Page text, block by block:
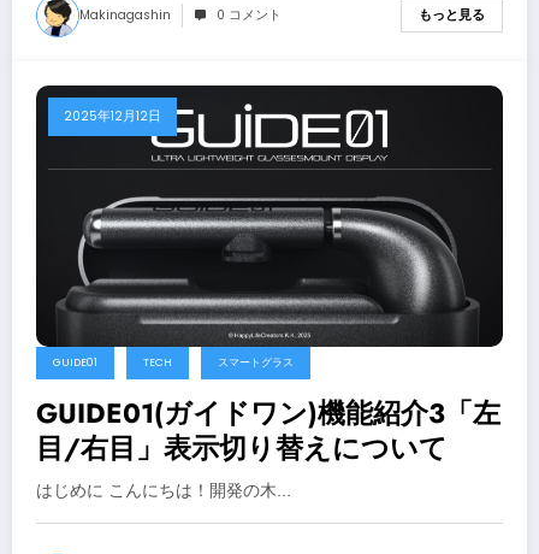
Makinagashin 0 コメント もっと見る
2025年12月12日
GUIDE01 TECH スマートグラス
GUIDE01(ガイドワン)機能紹介3「左
目/右目」表示切り替えについて
はじめに こんにちは！開発の木…